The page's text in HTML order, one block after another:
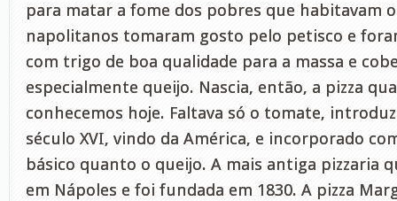
para matar a fome dos pobres que habitavam
napolitanos tomaram gosto pelo petisco e
com trigo de boa qualidade para a massa e
especialmente queijo. Nascia, então, a pizza
conhecemos hoje. Faltava só o tomate,
século XVI, vindo da América, e incorporado
básico quanto o queijo. A mais antiga pizzaria
em Nápoles e foi fundada em 1830. A pizza